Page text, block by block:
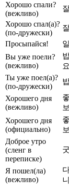
Хорошо спали?
(вежливо)
Хорошо спал(а)?
(по-дружески)
Просыпайся!
Вы уже поели?
(вежливо)
Ты уже поел(а)?
(по-дружески)
Хорошего дня
(вежливо)
Хорошего дня
(официально)
Доброе утро
(сленг в
переписке)
Я пошел(ла)
(вежливо)